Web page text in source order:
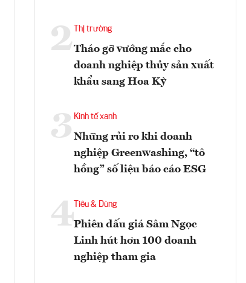
2 Thị trường
Tháo gỡ vướng mắc cho
doanh nghiệp thủy sản xuất
khẩu sang Hoa Kỳ
3 Kinh tế xanh
Những rủi ro khi doanh
nghiệp Greenwashing, “tô
hồng” số liệu báo cáo ESG
4 Tiêu & Dùng
Phiên đấu giá Sâm Ngọc
Linh hút hơn 100 doanh
nghiệp tham gia